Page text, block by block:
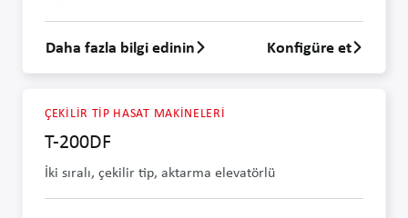
T-100H hakkında daha fazla bilgi edin
Daha fazla bilgi edinin Konfigüre et
ÇEKILIR TIP HASAT MAKINELERI
T-200DF
İki sıralı, çekilir tip, aktarma elevatörlü